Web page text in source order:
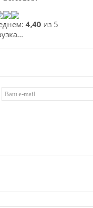
4,40 из 5